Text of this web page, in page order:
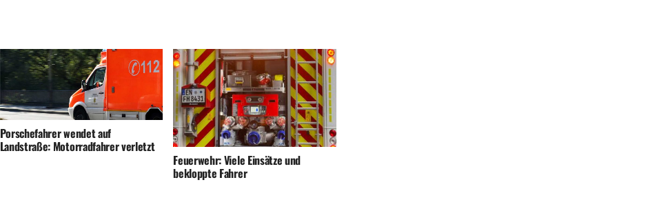
Porschefahrer wendet auf
Landstraße: Motorradfahrer verletzt
Feuerwehr: Viele Einsätze und
bekloppte Fahrer